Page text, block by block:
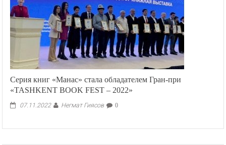
Серия книг «Манас» стала обладателем Гран-при
«TASHKENT BOOK FEST – 2022»
07.11.2022 Негмат Гиясов 0